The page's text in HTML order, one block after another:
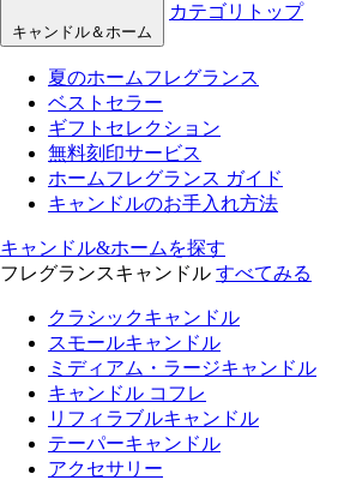
キャンドル＆ホーム
カテゴリトップ
夏のホームフレグランス
ベストセラー
ギフトセレクション
無料刻印サービス
ホームフレグランス ガイド
キャンドルのお手入れ方法
キャンドル&ホームを探す
フレグランスキャンドル すべてみる
クラシックキャンドル
スモールキャンドル
ミディアム・ラージキャンドル
キャンドル コフレ
リフィラブルキャンドル
テーパーキャンドル
アクセサリー